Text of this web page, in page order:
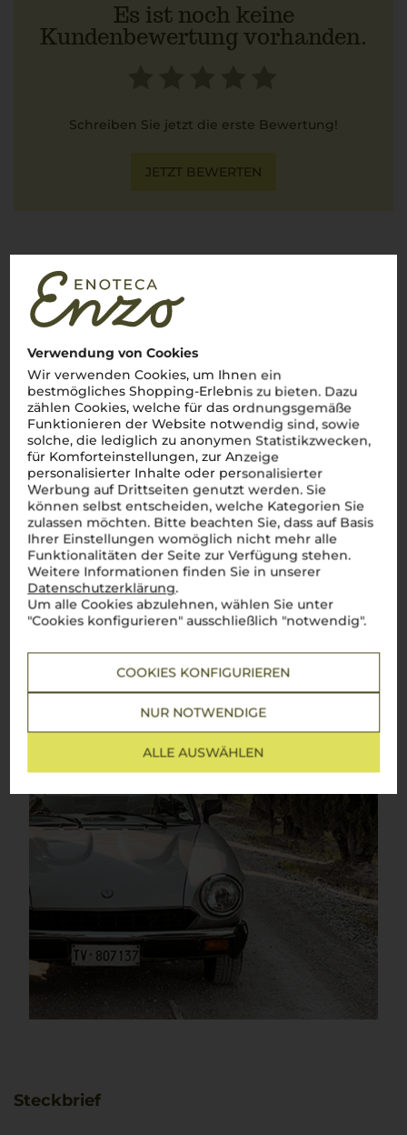
Verwendung von Cookies
Wir verwenden Cookies, um Ihnen ein
bestmögliches Shopping-Erlebnis zu bieten. Dazu
zählen Cookies, welche für das ordnungsgemäße
Funktionieren der Website notwendig sind, sowie
solche, die lediglich zu anonymen Statistikzwecken,
für Komforteinstellungen, zur Anzeige
personalisierter Inhalte oder personalisierter
Werbung auf Drittseiten genutzt werden. Sie
können selbst entscheiden, welche Kategorien Sie
zulassen möchten. Bitte beachten Sie, dass auf Basis
Ihrer Einstellungen womöglich nicht mehr alle
Funktionalitäten der Seite zur Verfügung stehen.
Weitere Informationen finden Sie in unserer
Datenschutzerklärung.
Um alle Cookies abzulehnen, wählen Sie unter
"Cookies konfigurieren" ausschließlich "notwendig".
COOKIES KONFIGURIEREN
NUR NOTWENDIGE
ALLE AUSWÄHLEN
Es ist noch keine
Kundenbewertung vorhanden.
Schreiben Sie jetzt die erste Bewertung!
JETZT BEWERTEN
Über die Region
Toskana
Klassikern
Die Toskana–la dolce vitain Reinform! Zwischen sanften
Hügeln, malerischen Weinbergen und charmanten Dörfern
reifen hier einige der berühmtesten Weine der Welt.Chianti
Brunello di Montalcino oderVino Nobile di Montepulciano
diese Weine sind mehr als nur Namen, sie sind Symbole
italienischen Genusses. Dank des einzigartigen Terroirs und
des milden Klimas entstehen hier Weine mit
unverwechselbarem Charakter: kräftig, harmonisch und voller
Sonne. Ein Glastoskanischen Weinsentführt direkt in die
bezaubernde Landschaft der Region und lässt die Seele
Italiens in jedem Schluck spürbar werden.Perfetto!
Mehr Weine aus Toskana
Steckbrief